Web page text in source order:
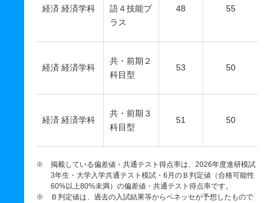
経済 経済学科
語４技能プ
ラス
48 55
経済 経済学科
共・前期２
科目型
53 50
経済 経済学科
共・前期３
科目型
51 50
※ 掲載している偏差値・共通テスト得点率は、2026年度進研模試
3年生・大学入学共通テスト模試・6月のＢ判定値（合格可能性
60%以上80%未満）の偏差値・共通テスト得点率です。
※ Ｂ判定値は、過去の入試結果等からベネッセが予想したもので